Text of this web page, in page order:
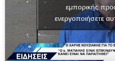
εμπορικής
ενεργοποιήσετε